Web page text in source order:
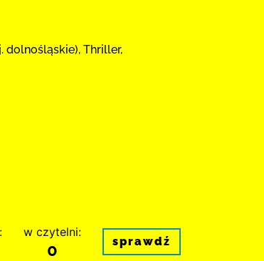
dolnośląskie), Thriller,
w czytelni:
0 sprawdź